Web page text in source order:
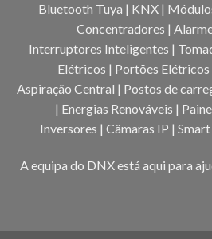
Bluetooth Tuya | KNX |
Concentradores |
Interruptores Inteligentes |
Elétricos | Portões
Aspiração Central | Postos de
| Energias Renováveis |
Inversores | Câmaras IP |
A equipa do DNX está aqui para